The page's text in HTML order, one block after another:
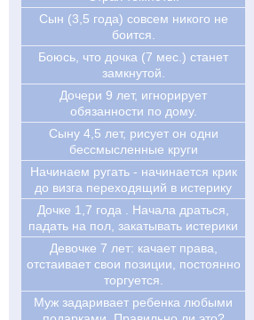
Сын (3,5 года) совсем никого не
боится.
Боюсь, что дочка (7 мес.) станет
замкнутой.
Дочери 9 лет, игнорирует
обязанности по дому.
Сыну 4,5 лет, рисует он одни
бессмысленные круги
Начинаем ругать - начинается крик
до визга переходящий в истерику
Дочке 1,7 года . Начала драться,
падать на пол, закатывать истерики
Девочке 7 лет: качает права,
отстаивает свои позиции, постоянно
торгуется.
Муж задаривает ребенка любыми